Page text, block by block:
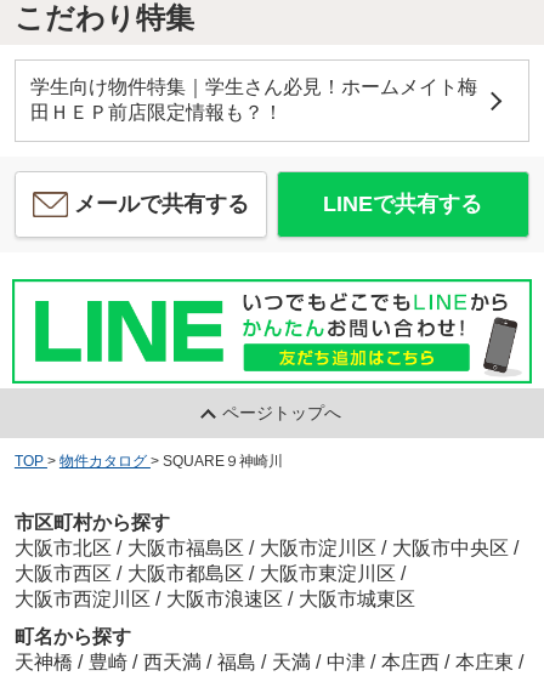
こだわり特集
学生向け物件特集｜学生さん必見！ホームメイト梅
田ＨＥＰ前店限定情報も？！
メールで共有する LINEで共有する
ページトップへ
TOP > 物件カタログ > SQUARE９神崎川
市区町村から探す
大阪市北区 / 大阪市福島区 / 大阪市淀川区 / 大阪市中央区 /
大阪市西区 / 大阪市都島区 / 大阪市東淀川区 /
大阪市西淀川区 / 大阪市浪速区 / 大阪市城東区
町名から探す
天神橋 / 豊崎 / 西天満 / 福島 / 天満 / 中津 / 本庄西 / 本庄東 /